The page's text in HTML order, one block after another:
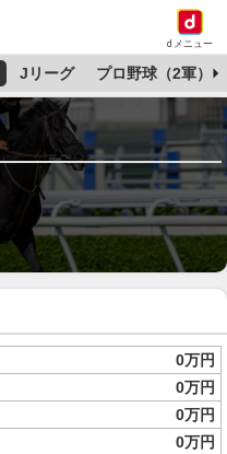
dメニュー
Jリーグ プロ野球（2軍）
0万円
0万円
0万円
0万円